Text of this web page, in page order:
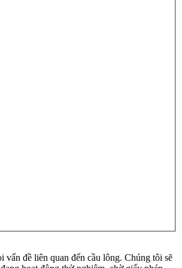
đề liên quan đến cầu lông. Chúng tôi sẽ